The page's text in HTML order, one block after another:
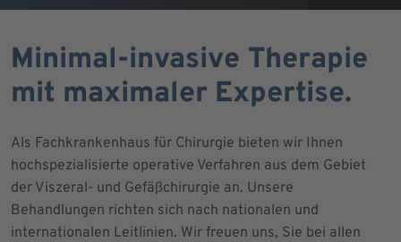
Minimal-invasive Therapie
mit maximaler Expertise.
Als Fachkrankenhaus für Chirurgie bieten wir Ihnen
hochspezialisierte operative Verfahren aus dem Gebiet
der Viszeral- und Gefäßchirurgie an. Unsere
Behandlungen richten sich nach nationalen und
internationalen Leitlinien. Wir freuen uns, Sie bei allen